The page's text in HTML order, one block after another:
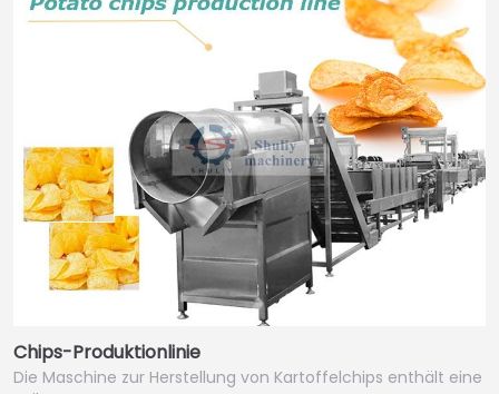
Chips-Produktionlinie
Die Maschine zur Herstellung von Kartoffelchips enthält eine